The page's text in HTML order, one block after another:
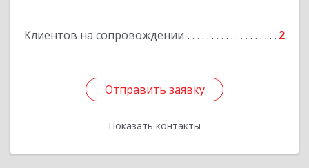
Клиентов на сопровождении 2
Отправить заявку
Показать контакты
Отправить заявку
Назад